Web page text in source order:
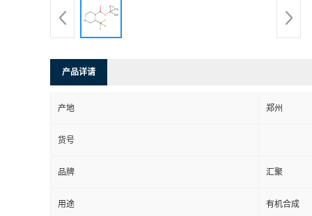
产品详请
产地 郑州
货号
品牌 汇聚
用途 有机合成